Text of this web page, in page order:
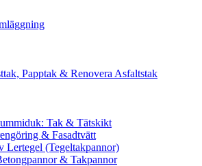
Papptak & Renovera Asfaltstak
Tak & Tätskikt
& Fasadtvätt
Lertegel (Tegeltakpannor)
& Takpannor